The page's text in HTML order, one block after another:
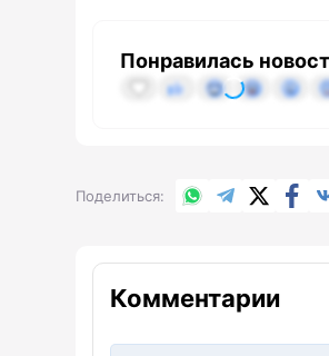
Понравилась
Поделиться WhatsApp
TelegramX.com
Комментарии